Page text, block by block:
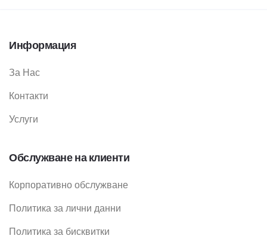
Информация
За Нас
Контакти
Услуги
Обслужване на клиенти
Корпоративно обслужване
Политика за лични данни
Политика за бисквитки